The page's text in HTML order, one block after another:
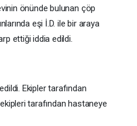
önünde bulunan çöp
eşi İ.D. ile bir araya
ettiği iddia edildi.
Ekipler tarafından
tarafından hastaneye